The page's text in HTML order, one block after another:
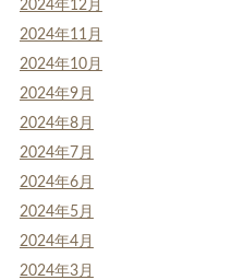
2024年12月
2024年11月
2024年10月
2024年9月
2024年8月
2024年7月
2024年6月
2024年5月
2024年4月
2024年3月